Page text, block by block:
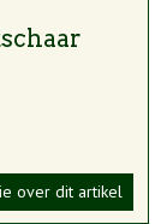
over dit artikel